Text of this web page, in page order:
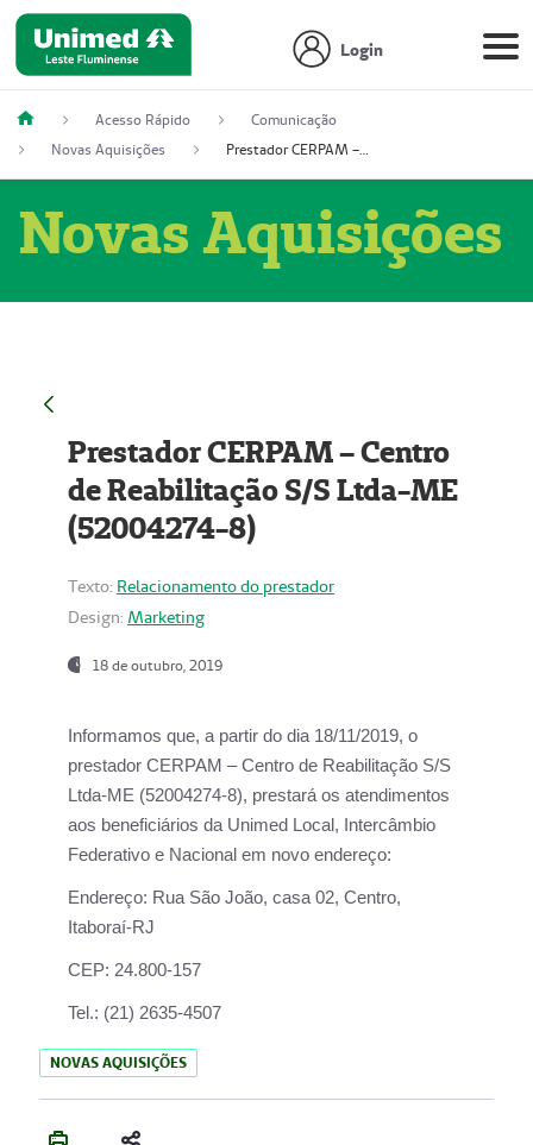
Login
Acesso Rápido
Comunicação
Novas Aquisições
Prestador CERPAM – Centro de Reabilitação S/S Ltda-ME (52004274-8)
Novas Aquisições
Prestador CERPAM – Centro
de Reabilitação S/S Ltda-ME
(52004274-8)
Texto: Relacionamento do prestador
Design: Marketing
18 de outubro, 2019
Informamos que, a partir do dia 18/11/2019, o
prestador CERPAM – Centro de Reabilitação S/S
Ltda-ME (52004274-8), prestará os atendimentos
aos beneficiários da Unimed Local, Intercâmbio
Federativo e Nacional em novo endereço:
Endereço: Rua São João, casa 02, Centro,
Itaboraí-RJ
CEP: 24.800-157
Tel.: (21) 2635-4507
NOVAS AQUISIÇÕES